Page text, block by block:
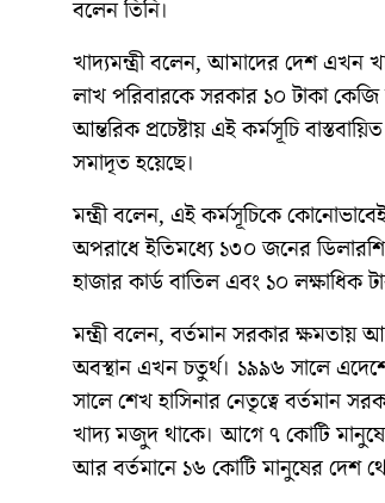
বলেন তিনি।
খাদ্যমন্ত্রী বলেন, আমাদের দেশ এখন
লাখ পরিবারকে সরকার ১০ টাকা কেজি
আন্তরিক প্রচেষ্টায় এই কর্মসূচি
সমাদৃত হয়েছে।
মন্ত্রী বলেন, এই কর্মসূচিকে
অপরাধে ইতিমধ্যে ১৩০ জনের
হাজার কার্ড বাতিল এবং ১০ লক্ষাধিক
মন্ত্রী বলেন, বর্তমান সরকার ক্ষমতায়
অবস্থান এখন চতুর্থ। ১৯৯৬ সালে
সালে শেখ হাসিনার নেতৃত্বে বর্তমান
খাদ্য মজুদ থাকে। আগে ৭ কোটি
আর বর্তমানে ১৬ কোটি মানুষের দেশ